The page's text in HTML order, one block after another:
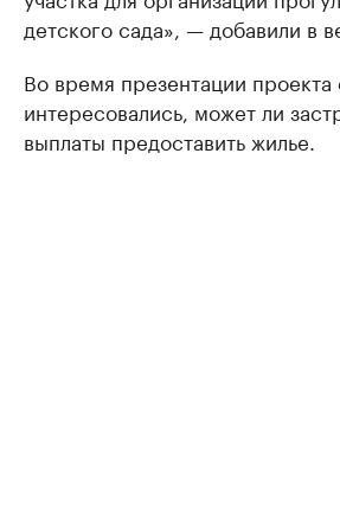
детского сада», — добавили в
Во время презентации проекта
интересовались, может ли
выплаты предоставить жилье.